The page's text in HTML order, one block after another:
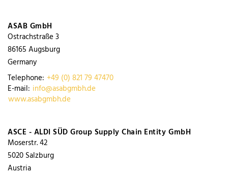
ASAB GmbH
Ostrachstraße 3
86165 Augsburg
Germany
Telephone: +49 (0) 821 79 47470
E-mail: info@asabgmbh.de
www.asabgmbh.de
ASCE - ALDI SÜD Group Supply Chain Entity GmbH
Moserstr. 42
5020 Salzburg
Austria